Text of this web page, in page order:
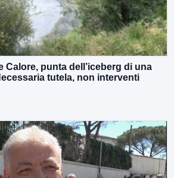
Calore, punta dell’iceberg di una
tutela, non interventi